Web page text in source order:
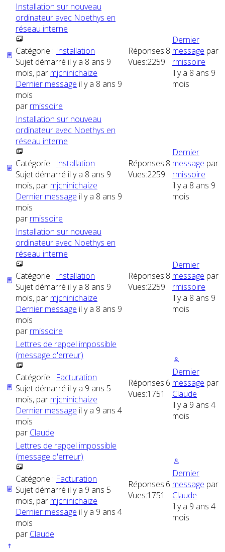
Installation sur nouveau
ordinateur avec Noethys en
réseau interne
Catégorie : Installation
Sujet démarré il y a 8 ans 9
mois, par mjcninichaize
Dernier message il y a 8 ans 9
mois
par rmissoire
Réponses:8
Vues:2259
Dernier
message par
rmissoire
il y a 8 ans 9
mois
Installation sur nouveau
ordinateur avec Noethys en
réseau interne
Catégorie : Installation
Sujet démarré il y a 8 ans 9
mois, par mjcninichaize
Dernier message il y a 8 ans 9
mois
par rmissoire
Réponses:8
Vues:2259
Dernier
message par
rmissoire
il y a 8 ans 9
mois
Installation sur nouveau
ordinateur avec Noethys en
réseau interne
Catégorie : Installation
Sujet démarré il y a 8 ans 9
mois, par mjcninichaize
Dernier message il y a 8 ans 9
mois
par rmissoire
Réponses:8
Vues:2259
Dernier
message par
rmissoire
il y a 8 ans 9
mois
Lettres de rappel impossible
(message d'erreur)
Catégorie : Facturation
Sujet démarré il y a 9 ans 5
mois, par mjcninichaize
Dernier message il y a 9 ans 4
mois
par Claude
Réponses:6
Vues:1751
Dernier
message par
Claude
il y a 9 ans 4
mois
Lettres de rappel impossible
(message d'erreur)
Catégorie : Facturation
Sujet démarré il y a 9 ans 5
mois, par mjcninichaize
Dernier message il y a 9 ans 4
mois
par Claude
Réponses:6
Vues:1751
Dernier
message par
Claude
il y a 9 ans 4
mois